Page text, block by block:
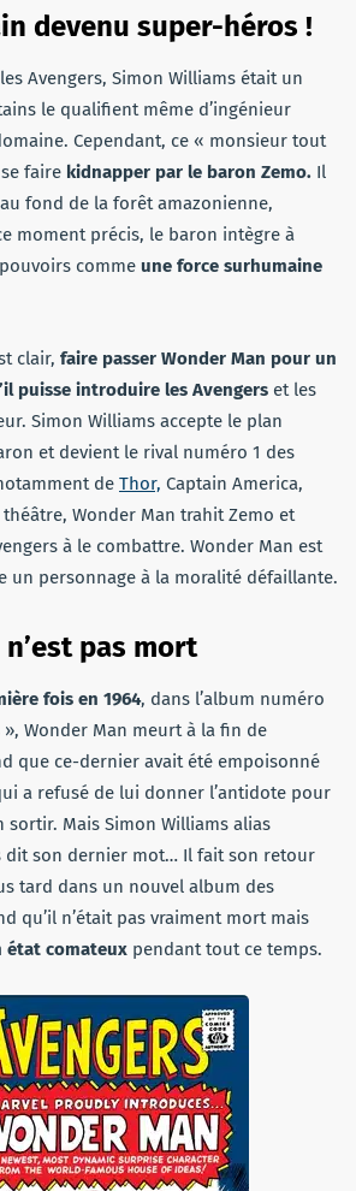
devenu super-héros !
Avengers, Simon Williams était un
le qualifient même d’ingénieur
Cependant, ce « monsieur tout
faire kidnapper par le baron Zemo. Il
fond de la forêt amazonienne,
moment précis, le baron intègre à
comme une force surhumaine
clair, faire passer Wonder Man pour un
puisse introduire les Avengers et les
Simon Williams accepte le plan
et devient le rival numéro 1 des
de Thor, Captain America,
Wonder Man trahit Zemo et
à le combattre. Wonder Man est
un personnage à la moralité défaillante.
pas mort
fois en 1964, dans l’album numéro
», Wonder Man meurt à la fin de
que ce-dernier avait été empoisonné
a refusé de lui donner l’antidote pour
sortir. Mais Simon Williams alias
dit son dernier mot… Il fait son retour
tard dans un nouvel album des
qu’il n’était pas vraiment mort mais
état comateux pendant tout ce temps.